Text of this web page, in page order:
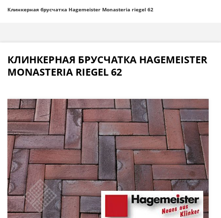
Клинкерная брусчатка Hagemeister Monasteria riegel 62
КЛИНКЕРНАЯ БРУСЧАТКА HAGEMEISTER
MONASTERIA RIEGEL 62